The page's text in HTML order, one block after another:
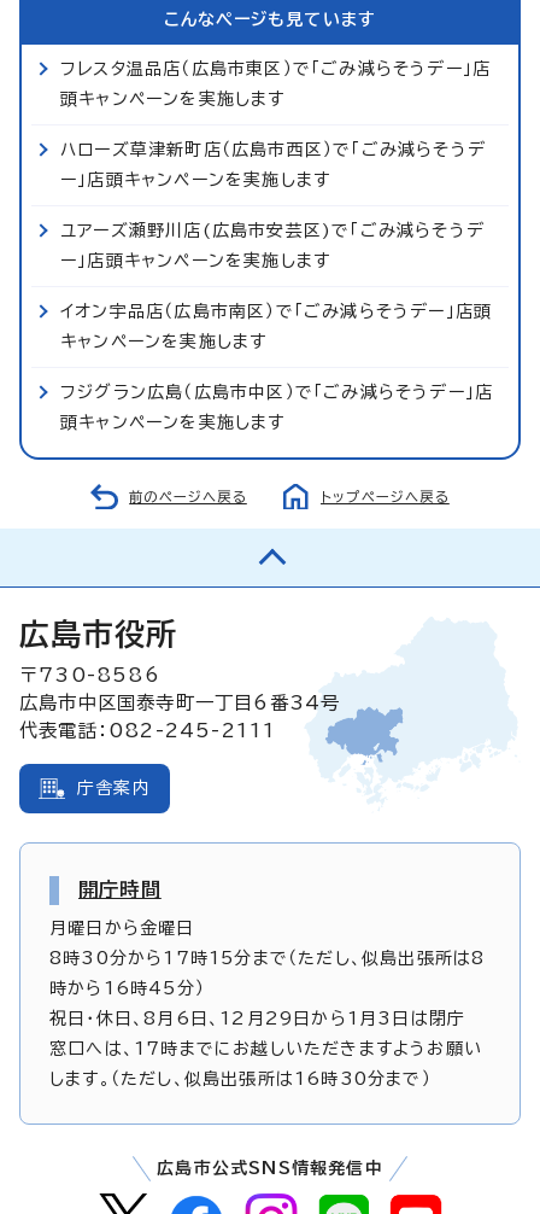
こんなページも見ています
フレスタ温品店（広島市東区）で「ごみ減らそうデー」店
頭キャンペーンを実施します
ハローズ草津新町店（広島市西区）で「ごみ減らそうデ
ー」店頭キャンペーンを実施します
ユアーズ瀬野川店(広島市安芸区)で「ごみ減らそうデ
ー」店頭キャンペーンを実施します
イオン宇品店（広島市南区）で「ごみ減らそうデー」店頭
キャンペーンを実施します
フジグラン広島（広島市中区）で「ごみ減らそうデー」店
頭キャンペーンを実施します
前のページへ戻る トップページへ戻る
広島市役所
〒730-8586
広島市中区国泰寺町一丁目6番34号
代表電話：082-245-2111
庁舎案内
開庁時間
月曜日から金曜日
8時30分から17時15分まで（ただし、似島出張所は8
時から16時45分）
祝日・休日、8月6日、12月29日から1月3日は閉庁
窓口へは、17時までにお越しいただきますようお願い
します。（ただし、似島出張所は16時30分まで）
広島市公式SNS情報発信中